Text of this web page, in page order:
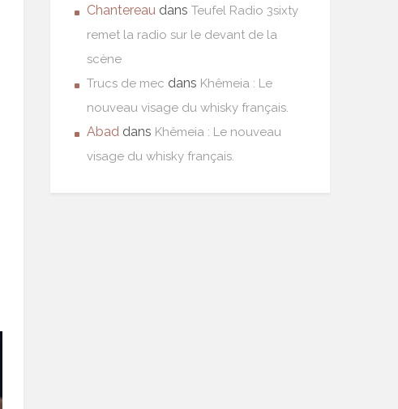
Chantereau dans Teufel Radio 3sixty
remet la radio sur le devant de la
scène
Trucs de mec dans Khêmeia : Le
nouveau visage du whisky français.
Abad dans Khêmeia : Le nouveau
visage du whisky français.